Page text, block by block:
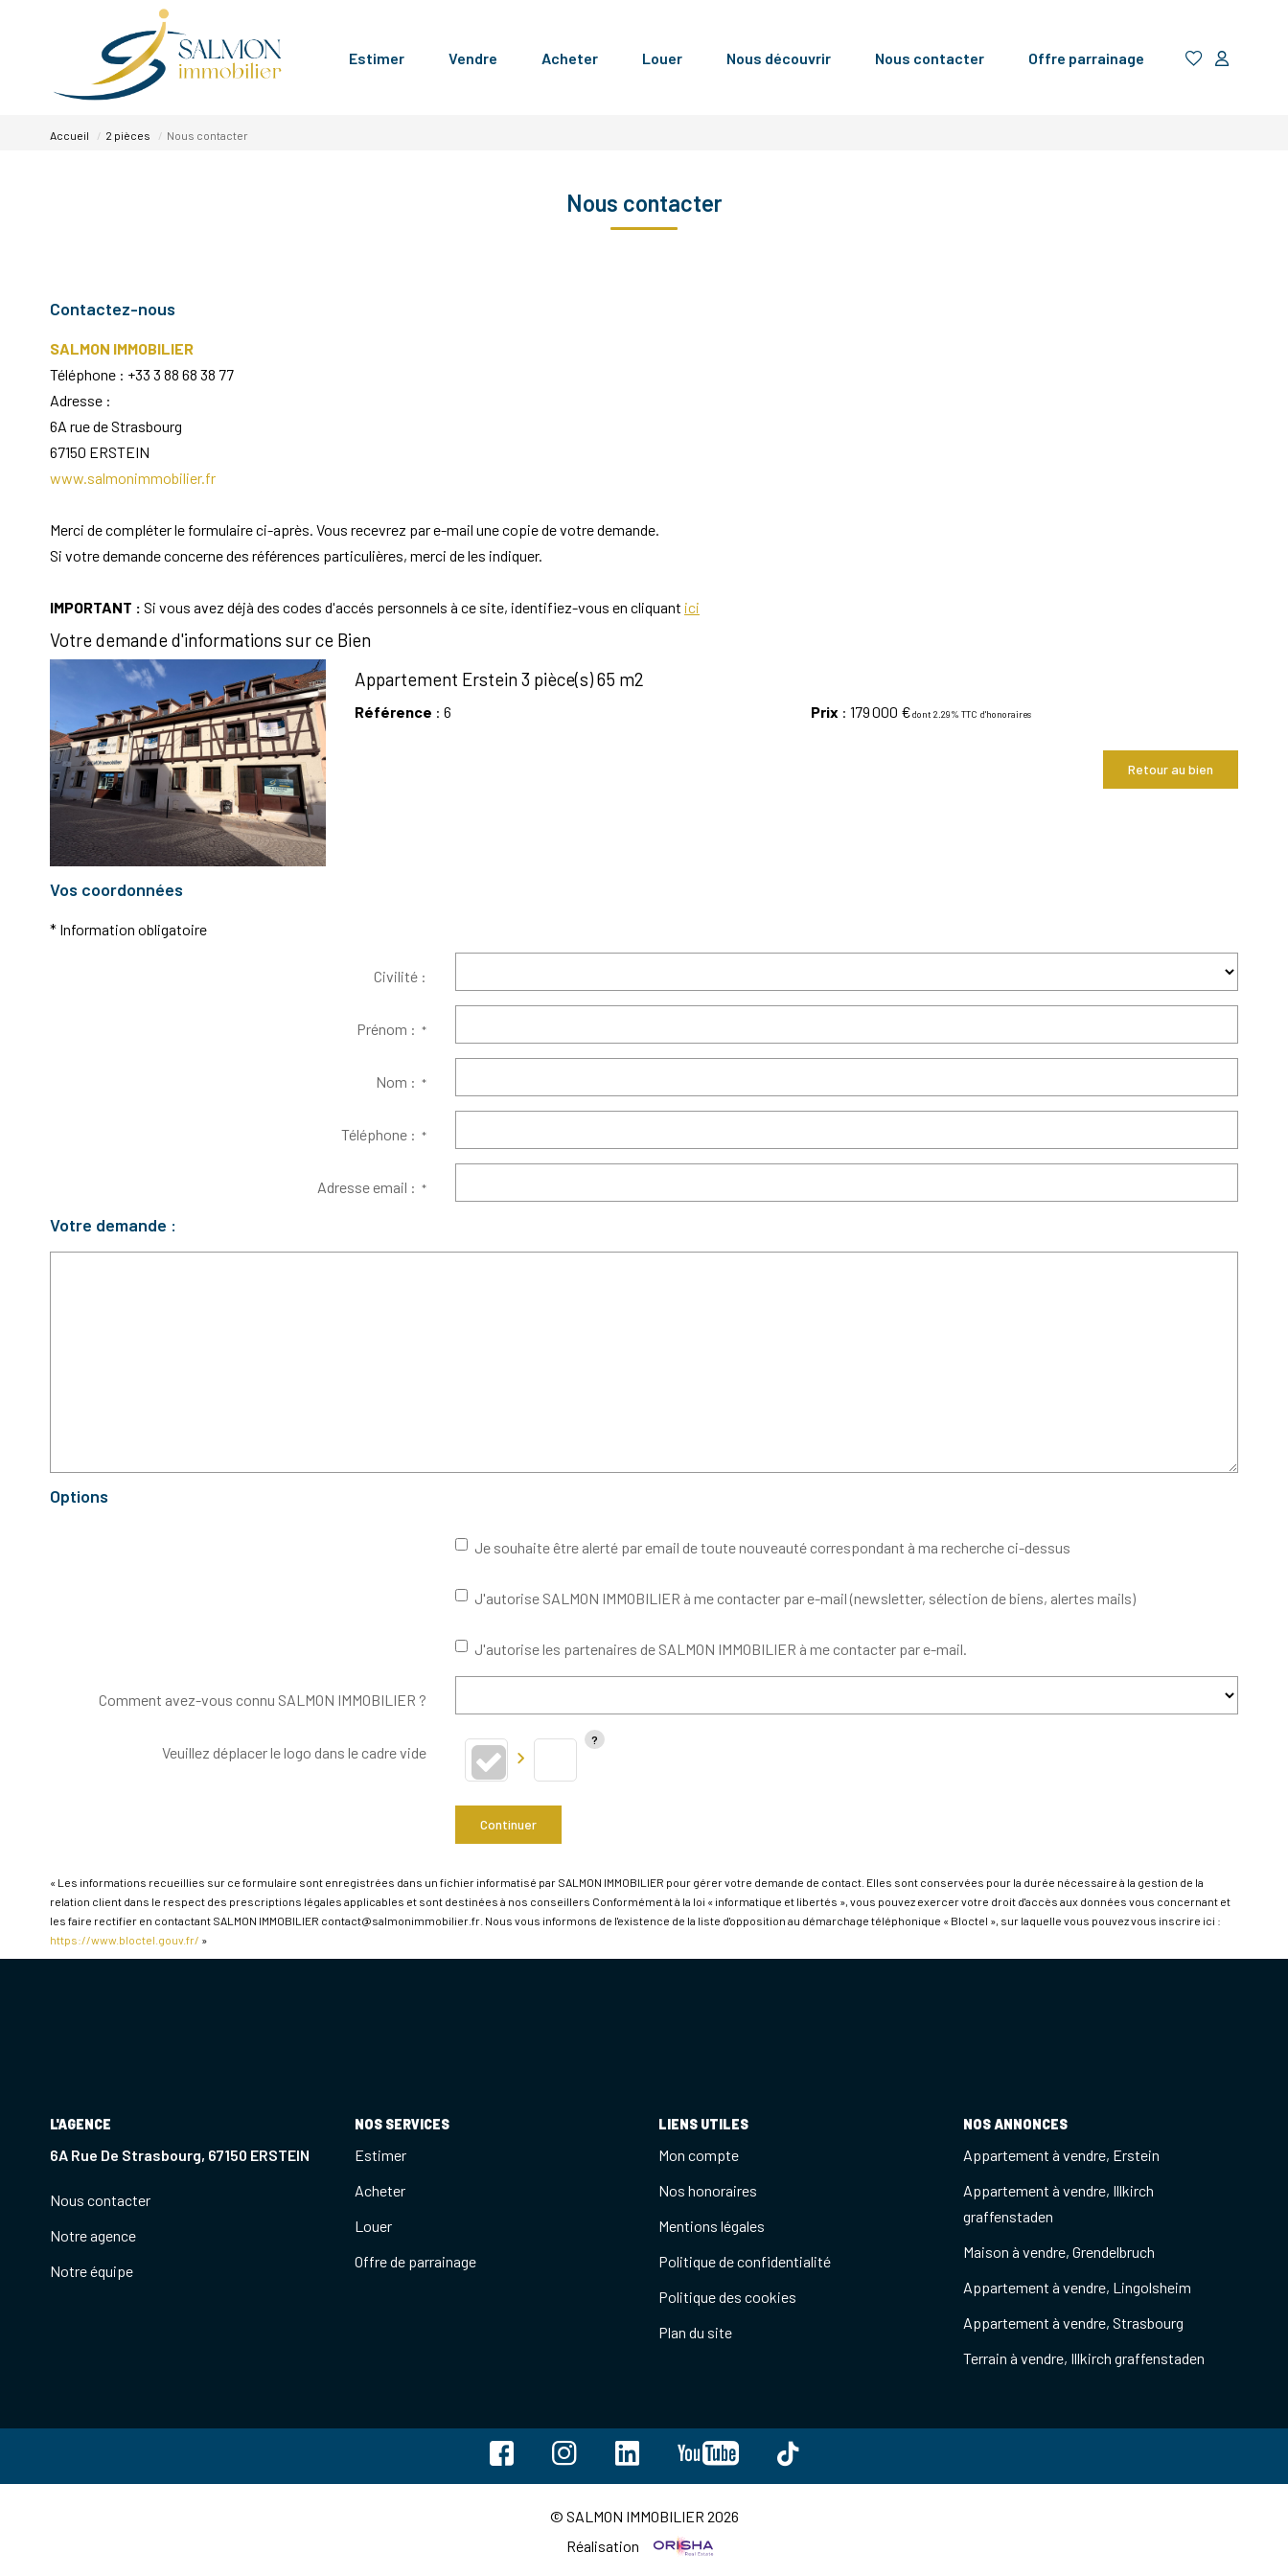
Estimer Vendre Acheter Louer Nous découvrir Nous contacter Offre parrainage
Accueil 2 pièces Nous contacter
Nous contacter
Contactez-nous
SALMON IMMOBILIER
Téléphone : +33 3 88 68 38 77
Adresse :
6A rue de Strasbourg
67150 ERSTEIN
www.salmonimmobilier.fr
Merci de compléter le formulaire ci-après. Vous recevrez par e-mail une copie de votre demande.
Si votre demande concerne des références particulières, merci de les indiquer.
IMPORTANT : Si vous avez déjà des codes d'accés personnels à ce site, identifiez-vous en cliquant ici
Votre demande d'informations sur ce Bien
Appartement Erstein 3 pièce(s) 65 m2
Référence : 6 Prix : 179 000 €dont 2.29% TTC d'honoraires
Retour au bien
Vos coordonnées
* Information obligatoire
Civilité :
Prénom :*
Nom :*
Téléphone :*
Adresse email :*
Votre demande :
Options
Je souhaite être alerté par email de toute nouveauté correspondant à ma recherche ci-dessus
J'autorise SALMON IMMOBILIER à me contacter par e-mail (newsletter, sélection de biens, alertes mails)
J'autorise les partenaires de SALMON IMMOBILIER à me contacter par e-mail.
Comment avez-vous connu SALMON IMMOBILIER ?
Veuillez déplacer le logo dans le cadre vide
Continuer
« Les informations recueillies sur ce formulaire sont enregistrées dans un fichier informatisé par SALMON IMMOBILIER pour gérer votre demande de contact. Elles sont conservées pour la durée nécessaire à la gestion de la
relation client dans le respect des prescriptions légales applicables et sont destinées à nos conseillers Conformément à la loi « informatique et libertés », vous pouvez exercer votre droit d'accès aux données vous concernant et
les faire rectifier en contactant SALMON IMMOBILIER contact@salmonimmobilier.fr. Nous vous informons de l'existence de la liste d'opposition au démarchage téléphonique « Bloctel », sur laquelle vous pouvez vous inscrire ici :
https://www.bloctel.gouv.fr/ »
L'AGENCE
6A Rue De Strasbourg, 67150 ERSTEIN
Nous contacter
Notre agence
Notre équipe
NOS SERVICES
Estimer
Acheter
Louer
Offre de parrainage
LIENS UTILES
Mon compte
Nos honoraires
Mentions légales
Politique de confidentialité
Politique des cookies
Plan du site
NOS ANNONCES
Appartement à vendre, Erstein
Appartement à vendre, Illkirch
graffenstaden
Maison à vendre, Grendelbruch
Appartement à vendre, Lingolsheim
Appartement à vendre, Strasbourg
Terrain à vendre, Illkirch graffenstaden
© SALMON IMMOBILIER 2026
Réalisation